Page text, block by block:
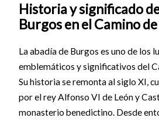
Historia y significado
Burgos en el Camino
La abadía de Burgos es uno de los
emblemáticos y significativos del
Su historia se remonta al siglo XI,
por el rey Alfonso VI de León y
monasterio benedictino. Desde